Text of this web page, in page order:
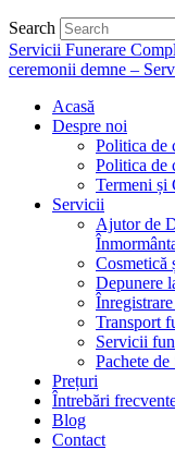
Search
Servicii Funerare
ceremonii demne –
Acasă
Despre noi
Politica de
Politica de
Termeni și
Servicii
Ajutor de
Cosmetică
Depunere
Transport
Servicii
Pachete
Prețuri
Întrebări
Blog
Contact